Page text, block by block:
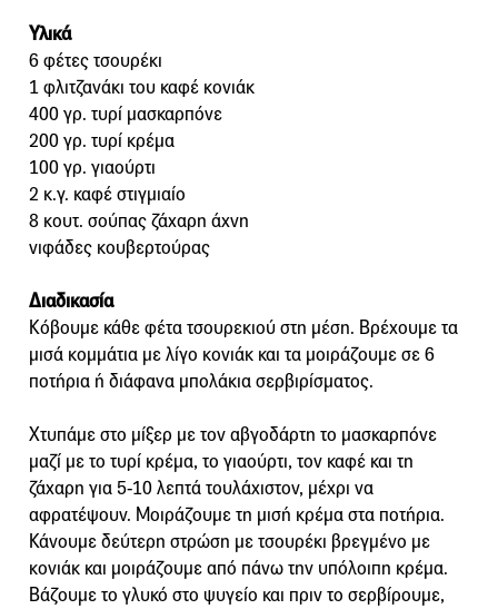
Υλικά
6 φέτες τσουρέκι
1 φλιτζανάκι του καφέ κονιάκ
400 γρ. τυρί μασκαρπόνε
200 γρ. τυρί κρέμα
100 γρ. γιαούρτι
2 κ.γ. καφέ στιγμιαίο
8 κουτ. σούπας ζάχαρη άχνη
νιφάδες κουβερτούρας
Διαδικασία
Κόβουμε κάθε φέτα τσουρεκιού στη μέση. Βρέχουμε τα
μισά κομμάτια με λίγο κονιάκ και τα μοιράζουμε σε 6
ποτήρια ή διάφανα μπολάκια σερβιρίσματος.
Χτυπάμε στο μίξερ με τον αβγοδάρτη το μασκαρπόνε
μαζί με το τυρί κρέμα, το γιαούρτι, τον καφέ και τη
ζάχαρη για 5-10 λεπτά τουλάχιστον, μέχρι να
αφρατέψουν. Μοιράζουμε τη μισή κρέμα στα ποτήρια.
Κάνουμε δεύτερη στρώση με τσουρέκι βρεγμένο με
κονιάκ και μοιράζουμε από πάνω την υπόλοιπη κρέμα.
Βάζουμε το γλυκό στο ψυγείο και πριν το σερβίρουμε,